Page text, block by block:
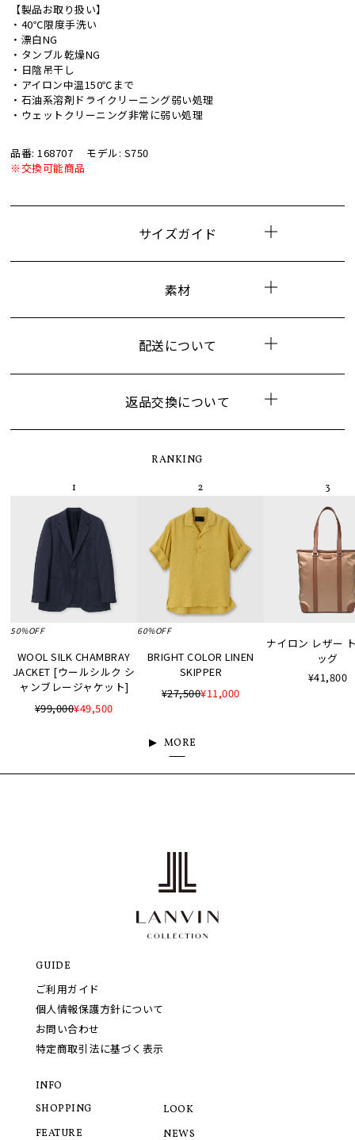
【製品お取り扱い】
・40℃限度手洗い
・漂白NG
・タンブル乾燥NG
・日陰吊干し
・アイロン中温150℃まで
・石油系溶剤ドライクリーニング弱い処理
・ウェットクリーニング非常に弱い処理
品番: 168707
モデル: S750
※交換可能商品
サイズガイド
素材
配送について
返品交換について
RANKING
50%OFF
WOOL SILK CHAMBRAY
JACKET [ウールシルク シ
ャンブレージャケット]
¥99,000¥49,500
60%OFF
BRIGHT COLOR LINEN
SKIPPER
¥27,500¥11,000
ナイロン レザー
ッグ
¥41,800
MORE
GUIDE
ご利用ガイド
個人情報保護方針について
お問い合わせ
特定商取引法に基づく表示
INFO
SHOPPING
FEATURE
LOOK
NEWS